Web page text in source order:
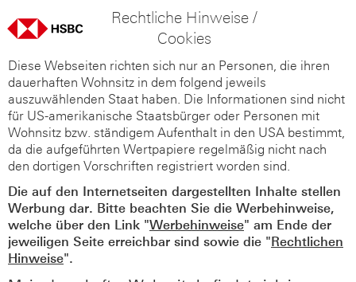
Rechtliche Hinweise /
Cookies
Diese Webseiten richten sich nur an Personen, die ihren
dauerhaften Wohnsitz in dem folgend jeweils
auszuwählenden Staat haben. Die Informationen sind nicht
für US-amerikanische Staatsbürger oder Personen mit
Wohnsitz bzw. ständigem Aufenthalt in den USA bestimmt,
da die aufgeführten Wertpapiere regelmäßig nicht nach
den dortigen Vorschriften registriert worden sind.
Die auf den Internetseiten dargestellten Inhalte stellen
Werbung dar. Bitte beachten Sie die Werbehinweise,
welche über den Link "Werbehinweise" am Ende der
jeweiligen Seite erreichbar sind sowie die "Rechtlichen
Hinweise".